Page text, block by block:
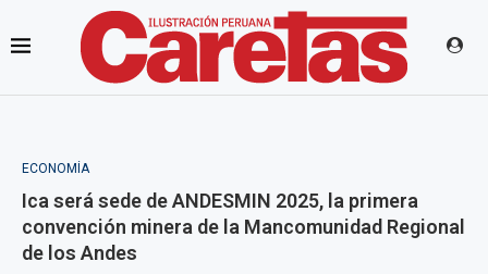
ECONOMÍA
Ica será sede de ANDESMIN 2025, la primera
convención minera de la Mancomunidad Regional
de los Andes